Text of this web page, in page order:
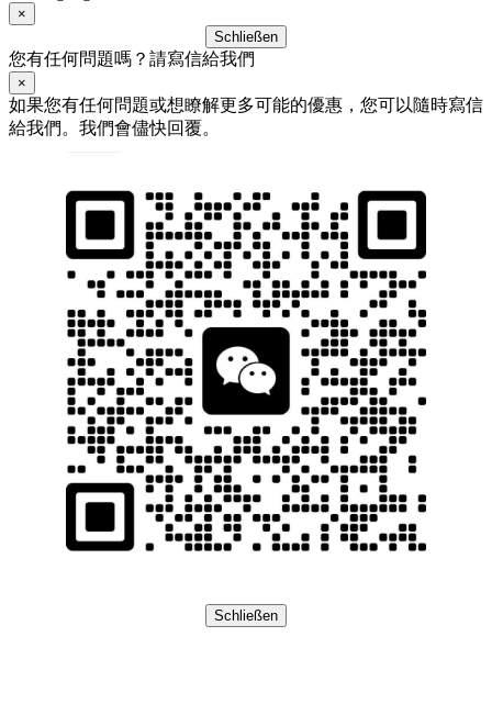
×
Schließen
您有任何問題嗎？請寫信給我們
×
如果您有任何問題或想瞭解更多可能的優惠，您可以隨時寫信
給我們。我們會儘快回覆。
Schließen